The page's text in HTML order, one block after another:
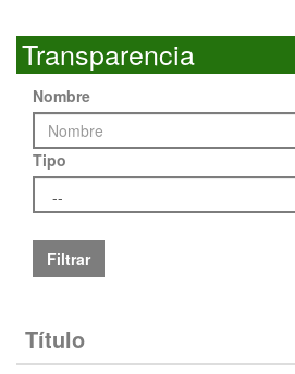
Transparencia
Nombre
Tipo
Filtrar
Título